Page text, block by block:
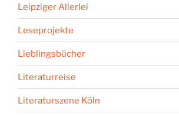
Leipziger Allerlei
Leseprojekte
Lieblingsbücher
Literaturreise
Literaturszene Köln